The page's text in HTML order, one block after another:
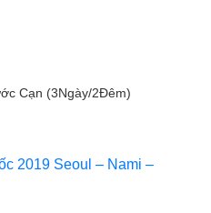
Cạn (3Ngày/2Đêm)